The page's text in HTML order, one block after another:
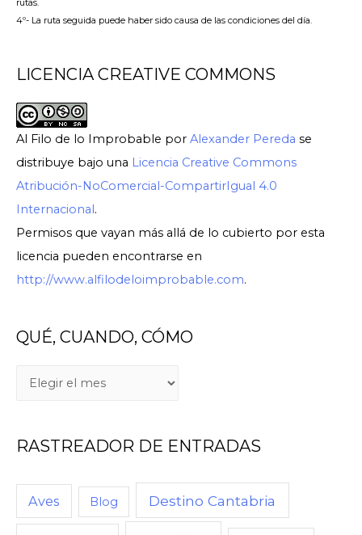
rutas.
4º- La ruta seguida puede haber sido causa de las condiciones del día.
LICENCIA CREATIVE COMMONS
Al Filo de lo Improbable por Alexander Pereda se
distribuye bajo una Licencia Creative Commons
Atribución-NoComercial-CompartirIgual 4.0
Internacional.
Permisos que vayan más allá de lo cubierto por esta
licencia pueden encontrarse en
http://www.alfilodeloimprobable.com.
QUÉ, CUANDO, CÓMO
RASTREADOR DE ENTRADAS
Aves Blog Destino Cantabria